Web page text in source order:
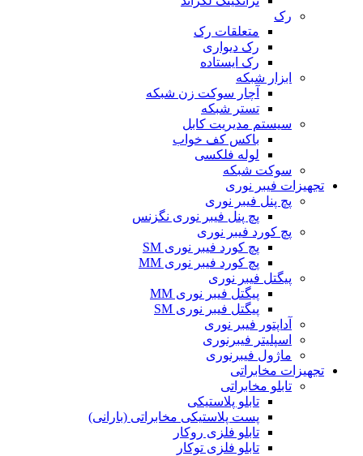
رک
متعلقات رک
رک دیواری
رک ایستاده
ابزار شبکه
آچار سوکت زن شبکه
تستر شبکه
سیستم مدیریت کابل
باکس کف خواب
لوله فلکسی
سوکت شبکه
تجهیزات فیبر نوری
پچ پنل فیبر نوری
پچ پنل فیبر نوری نگزنس
پچ کورد فیبر نوری
پچ کورد فیبر نوری SM
پچ کورد فیبر نوری MM
پیگتل فیبر نوری
پیگتل فیبر نوری MM
پیگتل فیبر نوری SM
آداپتور فیبر نوری
اسپلیتر فیبرنوری
ماژول فیبرنوری
تجهیزات مخابراتی
تابلو مخابراتی
تابلو پلاستیکی
پست پلاستیکی مخابراتی (بارانی)
تابلو فلزی روکار
تابلو فلزی توکار